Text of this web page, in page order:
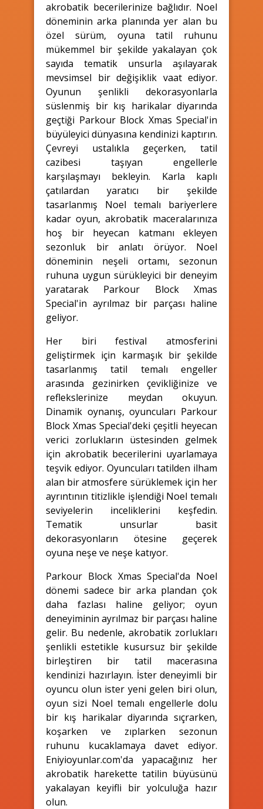
akrobatik becerilerinize bağlıdır. Noel
döneminin arka planında yer alan bu
özel sürüm, oyuna tatil ruhunu
mükemmel bir şekilde yakalayan çok
sayıda tematik unsurla aşılayarak
mevsimsel bir değişiklik vaat ediyor.
Oyunun şenlikli dekorasyonlarla
süslenmiş bir kış harikalar diyarında
geçtiği Parkour Block Xmas Special'in
büyüleyici dünyasına kendinizi kaptırın.
Çevreyi ustalıkla geçerken, tatil
cazibesi taşıyan engellerle
karşılaşmayı bekleyin. Karla kaplı
çatılardan yaratıcı bir şekilde
tasarlanmış Noel temalı bariyerlere
kadar oyun, akrobatik maceralarınıza
hoş bir heyecan katmanı ekleyen
sezonluk bir anlatı örüyor. Noel
döneminin neşeli ortamı, sezonun
ruhuna uygun sürükleyici bir deneyim
yaratarak Parkour Block Xmas
Special'in ayrılmaz bir parçası haline
geliyor.
Her biri festival atmosferini
geliştirmek için karmaşık bir şekilde
tasarlanmış tatil temalı engeller
arasında gezinirken çevikliğinize ve
reflekslerinize meydan okuyun.
Dinamik oynanış, oyuncuları Parkour
Block Xmas Special'deki çeşitli heyecan
verici zorlukların üstesinden gelmek
için akrobatik becerilerini uyarlamaya
teşvik ediyor. Oyuncuları tatilden ilham
alan bir atmosfere sürüklemek için her
ayrıntının titizlikle işlendiği Noel temalı
seviyelerin inceliklerini keşfedin.
Tematik unsurlar basit
dekorasyonların ötesine geçerek
oyuna neşe ve neşe katıyor.
Parkour Block Xmas Special'da Noel
dönemi sadece bir arka plandan çok
daha fazlası haline geliyor; oyun
deneyiminin ayrılmaz bir parçası haline
gelir. Bu nedenle, akrobatik zorlukları
şenlikli estetikle kusursuz bir şekilde
birleştiren bir tatil macerasına
kendinizi hazırlayın. İster deneyimli bir
oyuncu olun ister yeni gelen biri olun,
oyun sizi Noel temalı engellerle dolu
bir kış harikalar diyarında sıçrarken,
koşarken ve zıplarken sezonun
ruhunu kucaklamaya davet ediyor.
Eniyioyunlar.com'da yapacağınız her
akrobatik harekette tatilin büyüsünü
yakalayan keyifli bir yolculuğa hazır
olun.